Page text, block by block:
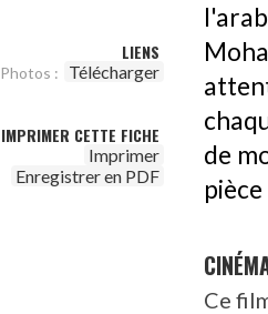
LIENS
Photos : Télécharger
IMPRIMER CETTE FICHE
Imprimer
Enregistrer en PDF
de
Ce